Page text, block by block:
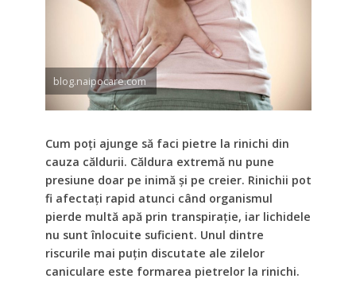
blog.naipocare.com
Cum poți ajunge să faci pietre la rinichi din
cauza căldurii. Căldura extremă nu pune
presiune doar pe inimă și pe creier. Rinichii pot
fi afectați rapid atunci când organismul
pierde multă apă prin transpirație, iar lichidele
nu sunt înlocuite suficient. Unul dintre
riscurile mai puțin discutate ale zilelor
caniculare este formarea pietrelor la rinichi.